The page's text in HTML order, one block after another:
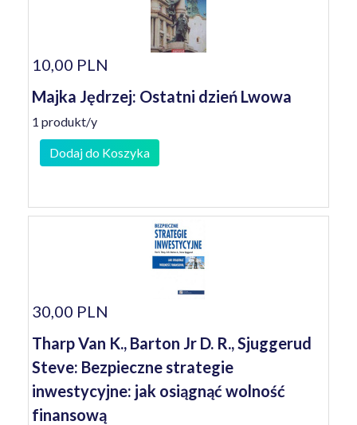
10,00 PLN
Majka Jędrzej: Ostatni dzień Lwowa
1 produkt/y
Dodaj do Koszyka
30,00 PLN
Tharp Van K., Barton Jr D. R., Sjuggerud
Steve: Bezpieczne strategie
inwestycyjne: jak osiągnąć wolność
finansową